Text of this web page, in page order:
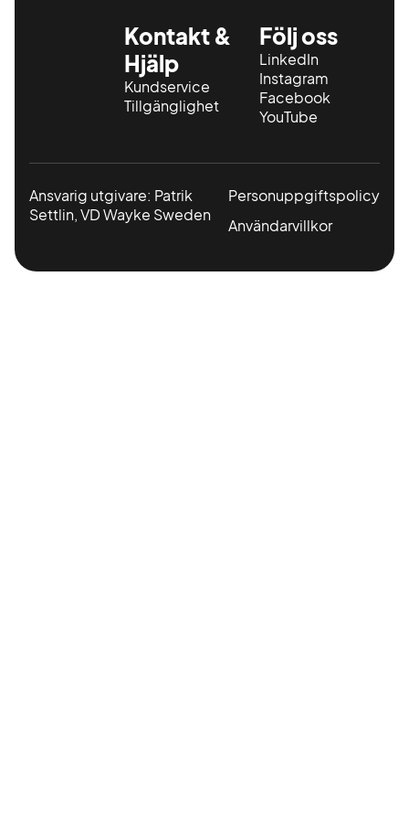
Kontakt &
Hjälp
Kundservice
Tillgänglighet
Följ oss
LinkedIn
Instagram
Facebook
YouTube
Ansvarig utgivare: Patrik
Settlin, VD Wayke Sweden
Personuppgiftspolicy
Användarvillkor